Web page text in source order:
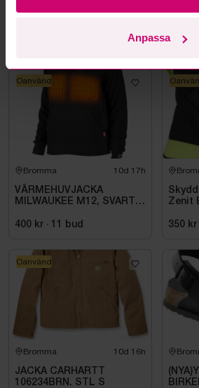
Anpassa
Mer från samma kategori
Bromma 10d 17h
VÄRMEHUVJACKA
MILWAUKEE M12, SVART
400 kr · 11 bud
Oanvänd
Zenit
350 kr
Bromma 10d 16h
JACKA CARHARTT
106234BRN. STL S
Oanvänd